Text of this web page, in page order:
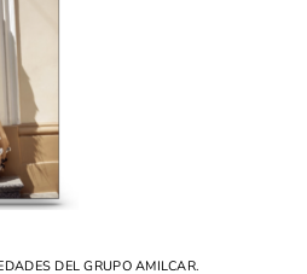
DEL GRUPO AMILCAR.